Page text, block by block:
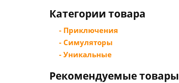
Категории товара
- Приключения
- Симуляторы
- Уникальные
Рекомендуемые товары